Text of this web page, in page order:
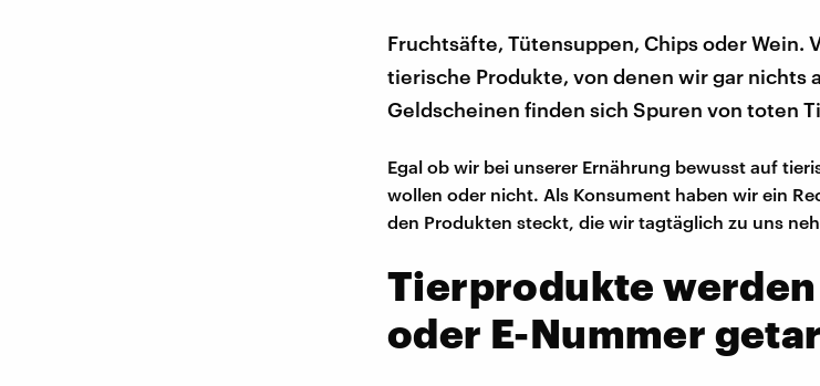
Fruchtsäfte, Tütensuppen, Chips oder
tierische Produkte, von denen wir gar nichts
Geldscheinen finden sich Spuren von toten
Egal ob wir bei unserer Ernährung bewusst auf
wollen oder nicht. Als Konsument haben wir ein
den Produkten steckt, die wir tagtäglich zu uns
Tierprodukte werden
oder E-Nummer